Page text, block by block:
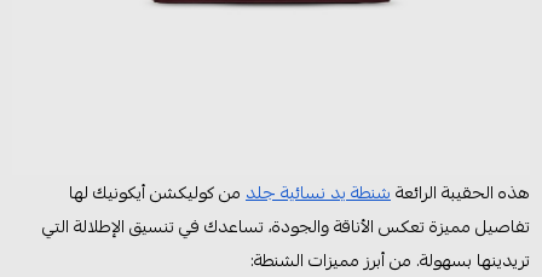
هذه الحقيبة الرائعةشنطة يد نسائية جلدمن كوليكشن أيكونيك لها
تفاصيل مميزة تعكس الأناقة والجودة، تساعدك في تنسيق الإطلالة التي
تريدينها بسهولة. من أبرز مميزات الشنطة: